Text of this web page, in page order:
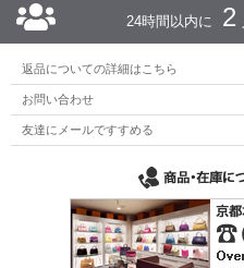
24時間以内に 2
返品についての詳細はこちら
お問い合わせ
友達にメールですすめる